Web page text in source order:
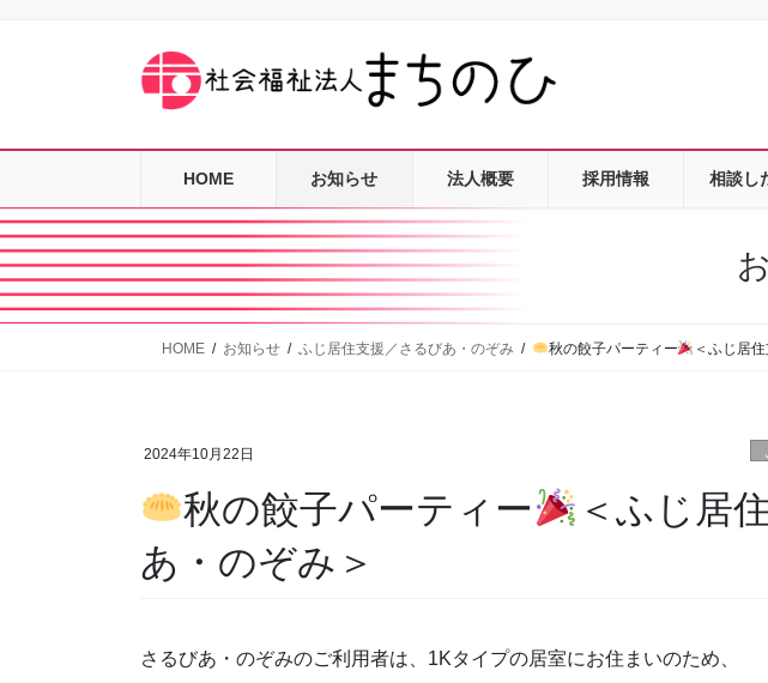
に
動
ョ
に
移
動
HOME お知らせ 法人概要 採用情報 相談し
HOME お知らせ ふじ居住支援／さるびあ・のぞみ 秋の餃子パーティー ＜ふじ居
2024年10月22日
秋の餃子パーティー
＜ふじ居
あ・のぞみ＞
さるびあ・のぞみのご利用者は、1Kタイプの居室にお住まいのため、